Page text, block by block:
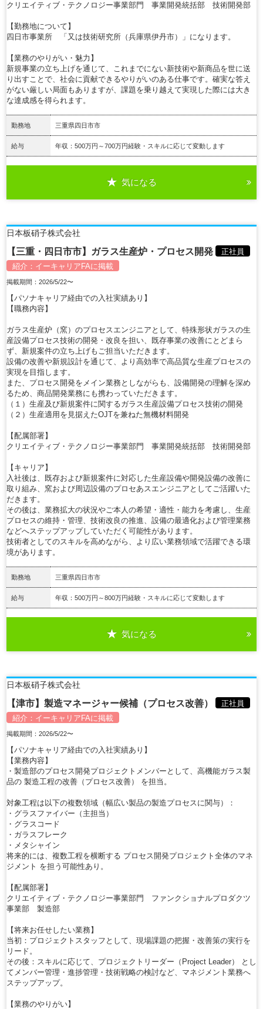
クリエイティブ・テクノロジー事業部門 事業開発統括部 技術開発部
【勤務地について】
四日市事業所 「又は技術研究所（兵庫県伊丹市）」になります。
【業務のやりがい・魅力】
新規事業の立ち上げを通じて、これまでにない新技術や新商品を世に送
り出すことで、社会に貢献できるやりがいのある仕事です。確実な答え
がない厳しい局面もありますが、課題を乗り越えて実現した際には大き
な達成感を得られます。
勤務地 三重県四日市市
給与 年収：500万円～700万円経験・スキルに応じて変動します
気になる
日本板硝子株式会社
【三重・四日市市】ガラス生産炉・プロセス開発
正社員
紹介： イーキャリアFAに掲載
掲載期間：2026/5/22〜
【パソナキャリア経由での入社実績あり】
【職務内容】
ガラス生産炉（窯）のプロセスエンジニアとして、特殊形状ガラスの生
産設備プロセス技術の開発・改良を担い、既存事業の改善にとどまら
ず、新規案件の立ち上げもご担当いただきます。
設備の改善や新規設計を通じて、より高効率で高品質な生産プロセスの
実現を目指します。
また、プロセス開発をメイン業務としながらも、設備開発の理解を深め
るため、商品開発業務にも携わっていただきます。
（１）生産及び新規案件に関するガラス生産設備プロセス技術の開発
（２）生産適用を見据えたOJTを兼ねた無機材料開発
【配属部署】
クリエイティブ・テクノロジー事業部門 事業開発統括部 技術開発部
【キャリア】
入社後は、既存および新規案件に対応した生産設備や開発設備の改善に
取り組み、窯および周辺設備のプロセあスエンジニアとしてご活躍いた
だきます。
その後は、業務拡大の状況やご本人の希望・適性・能力を考慮し、生産
プロセスの維持・管理、技術改良の推進、設備の最適化および管理業務
などへステップアップしていただく可能性があります。
技術者としてのスキルを高めながら、より広い業務領域で活躍できる環
境があります。
勤務地 三重県四日市市
給与 年収：500万円～800万円経験・スキルに応じて変動します
気になる
日本板硝子株式会社
【津市】製造マネージャー候補（プロセス改善）
正社員
紹介： イーキャリアFAに掲載
掲載期間：2026/5/22〜
【パソナキャリア経由での入社実績あり】
【業務内容】
・製造部のプロセス開発プロジェクトメンバーとして、高機能ガラス製
品の 製造工程の改善（プロセス改善） を担当。
対象工程は以下の複数領域（幅広い製品の製造プロセスに関与）：
・グラスファイバー（主担当）
・グラスコード
・ガラスフレーク
・メタシャイン
将来的には、複数工程を横断する プロセス開発プロジェクト全体のマネ
ジメント を担う可能性あり。
【配属部署】
クリエイティブ・テクノロジー事業部門 ファンクショナルプロダクツ
事業部 製造部
【将来お任せしたい業務】
当初：プロジェクトスタッフとして、現場課題の把握・改善策の実行を
リード。
その後：スキルに応じて、プロジェクトリーダー（Project Leader） とし
てメンバー管理・進捗管理・技術戦略の検討など、マネジメント業務へ
ステップアップ。
【業務のやりがい】